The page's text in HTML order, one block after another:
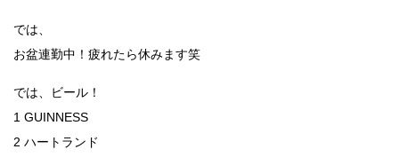
では、
お盆連勤中！疲れたら休みます笑
では、ビール！
1 GUINNESS
2 ハートランド